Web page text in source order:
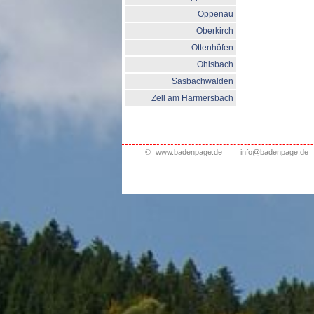
Oppenau
Oberkirch
Ottenhöfen
Ohlsbach
Sasbachwalden
Zell am Harmersbach
© www.badenpage.de info@badenpage.de